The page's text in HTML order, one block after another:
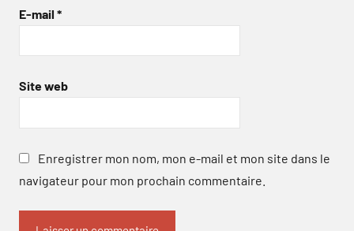
E-mail *
Site web
Enregistrer mon nom, mon e-mail et mon site dans le
navigateur pour mon prochain commentaire.